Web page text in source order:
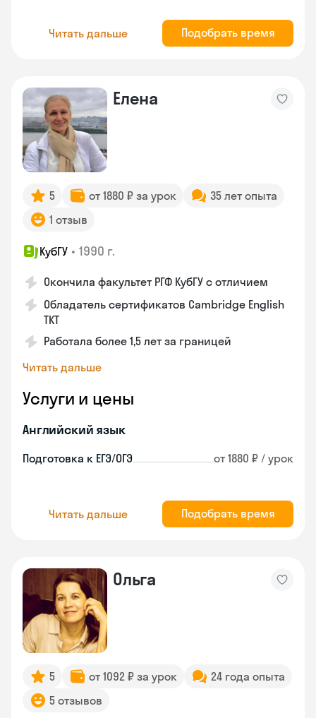
Читать дальше Подобрать время
Елена
5 от 1880 ₽ за урок
35 лет опыта
1 отзыв
КубГУ • 1990 г.
Окончила факультет РГФ КубГУ с отличием
Обладатель сертификатов Cambridge English
TKT
Работала более 1,5 лет за границей
Читать дальше
Услуги и цены
Английский язык
Подготовка к ЕГЭ/ОГЭ от 1880 ₽ / урок
Читать дальше Подобрать время
Ольга
5 от 1092 ₽ за урок
24 года опыта
5 отзывов